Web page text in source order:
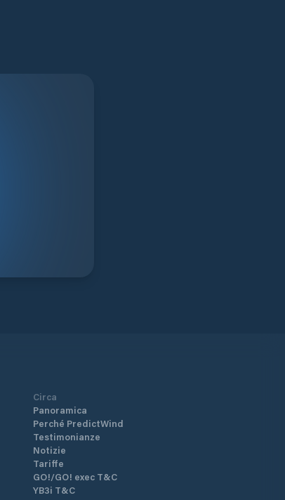
Circa
Panoramica
Perché PredictWind
Testimonianze
Notizie
Tariffe
GO!/GO! exec T&C
YB3i T&C